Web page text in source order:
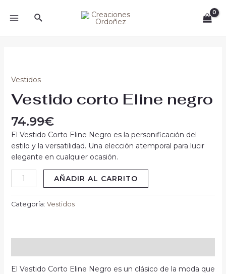
Buscar
Vestidos
Vestido corto Eline negro
74.99€
El Vestido Corto Eline Negro es la personificación del
estilo y la versatilidad. Una elección atemporal para lucir
elegante en cualquier ocasión.
Eline
cantidad
AÑADIR AL CARRITO
Categoría: Vestidos
El Vestido Corto Eline Negro es un clásico de la moda que